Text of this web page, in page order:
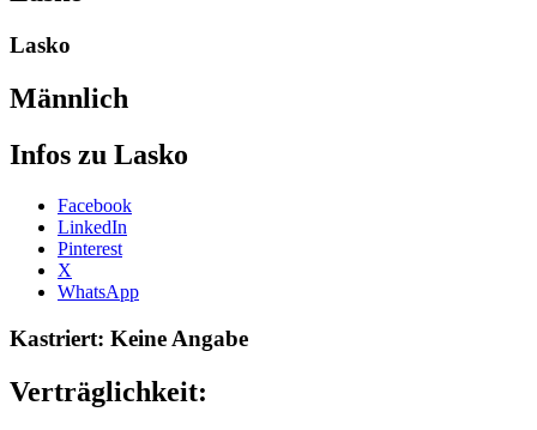
Lasko
Männlich
Infos zu Lasko
Share
post
"Lasko-
2011"
Facebook
LinkedIn
Pinterest
X
WhatsApp
Kastriert: Keine Angabe
Verträglichkeit: